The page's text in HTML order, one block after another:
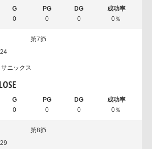
0 0 0 0％
第7節
サニックス
LOSE
0 0 0 0％
第8節